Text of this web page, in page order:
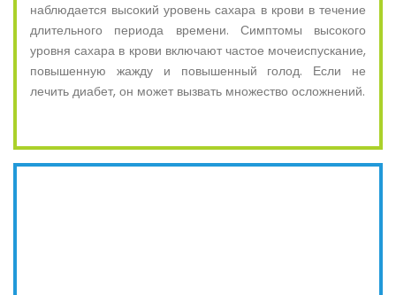
наблюдается высокий уровень сахара в крови в течение
длительного периода времени. Симптомы высокого
уровня сахара в крови включают частое мочеиспускание,
повышенную жажду и повышенный голод. Если не
лечить диабет, он может вызвать множество осложнений.